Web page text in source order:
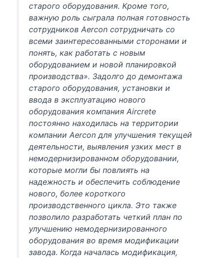
старого оборудования. Кроме того,
важную роль сыграла полная готовность
сотрудников Aercon сотрудничать со
всеми заинтересованными сторонами и
понять, как работать с новым
оборудованием и новой планировкой
производства». Задолго до демонтажа
старого оборудования, установки и
ввода в эксплуатацию нового
оборудования компания Aircrete
постоянно находилась на территории
компании Aercon для улучшения текущей
деятельности, выявления узких мест в
немодернизированном оборудовании,
которые могли бы повлиять на
надежность и обеспечить соблюдение
нового, более короткого
производственного цикла. Это также
позволило разработать четкий план по
улучшению немодернизированного
оборудования во время модификации
завода. Когда началась модификация,